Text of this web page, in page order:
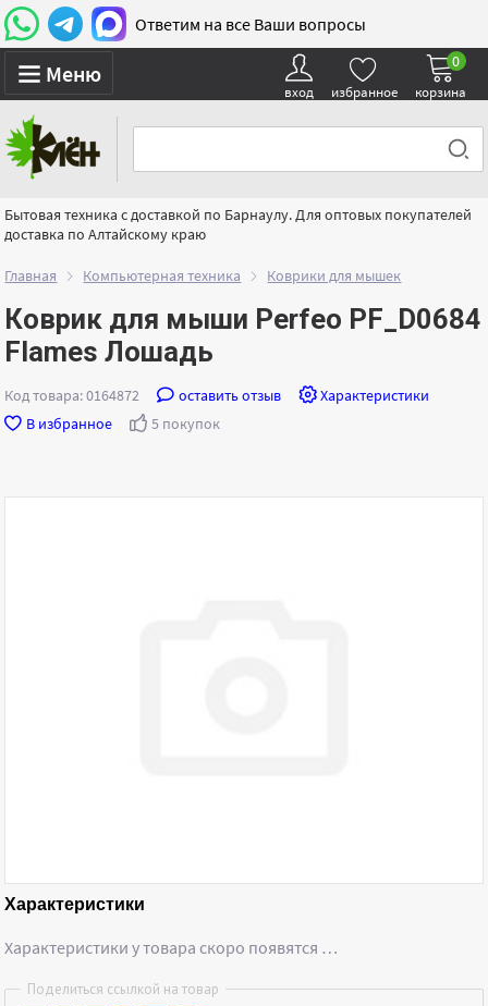
Ответим на все Ваши вопросы
Меню
вход избранное корзина
0
Бытовая техника с доставкой по Барнаулу. Для оптовых покупателей
доставка по Алтайскому краю
Главная Компьютерная техника Коврики для мышек
Коврик для мыши Perfeo PF_D0684
Flames Лошадь
Код товара: 0164872 оставить отзыв
Характеристики
В избранное
5 покупок
Характеристики
Характеристики у товара скоро появятся …
Поделиться ссылкой на товар